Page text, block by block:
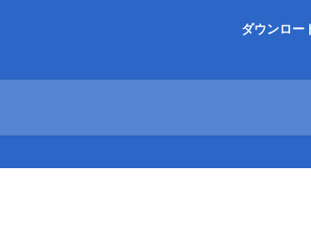
ダウンロー